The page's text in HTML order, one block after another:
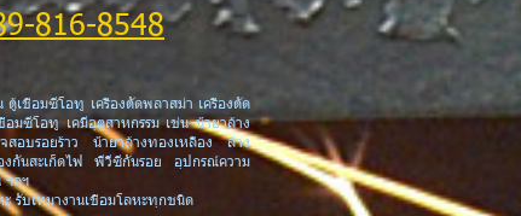
816-8548
ตู้เชื่อมซีโอทู เครื่องตัดพลาสม่า เครื่องตัด
มซีโอทู เคมีอุตสาหกรรม เช่น น้ำยาล้าง
อบรอยร้าว น้ำยาล้างทองเหลือง ล้าง
กันสะเก็ดไฟ พีวีซีกันรอย อุปกรณ์ความ
ฯลฯ
ะ รับเหมางานเชื่อมโลหะทุกชนิด